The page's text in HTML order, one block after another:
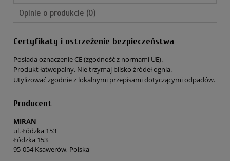
Opinie o produkcie (0)
Certyfikaty i ostrzeżenie bezpieczeństwa
Posiada oznaczenie CE (zgodność z normami UE).
Produkt łatwopalny. Nie trzymaj blisko źródeł ognia.
Utylizować zgodnie z lokalnymi przepisami dotyczącymi odpadów.
Producent
MIRAN
ul. Łódzka 153
Łódzka 153
95-054 Ksawerów, Polska